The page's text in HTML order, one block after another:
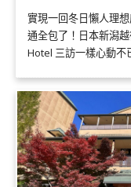
實現一回冬日懶人理
通全包了！日本新潟
Hotel 三訪一樣心動不